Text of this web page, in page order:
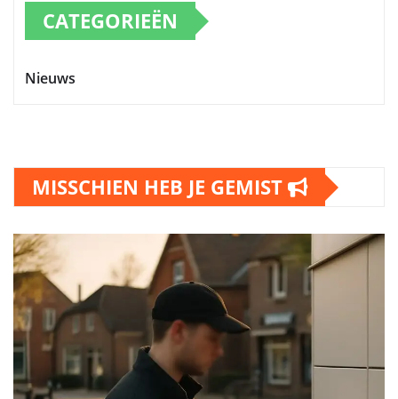
CATEGORIEËN
Nieuws
MISSCHIEN HEB JE GEMIST